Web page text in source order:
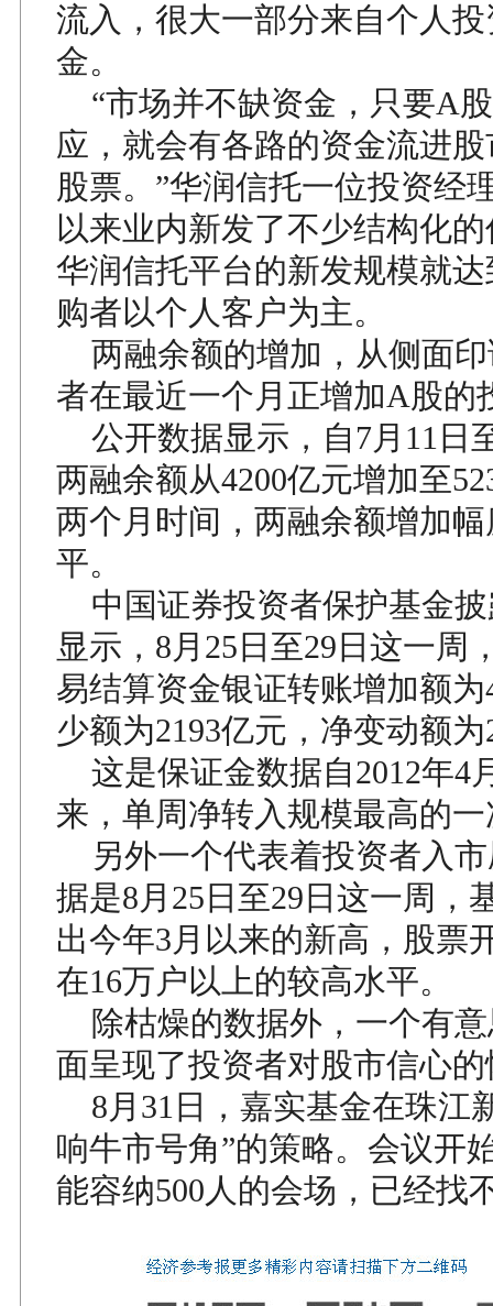
流入，很大一部分来自个人
金。
“市场并不缺资金，只要A
应，就会有各路的资金流进
股票。”华润信托一位投资经
以来业内新发了不少结构化
华润信托平台的新发规模就达
购者以个人客户为主。
两融余额的增加，从侧面
者在最近一个月正增加A股的
公开数据显示，自7月11日
两融余额从4200亿元增加至
两个月时间，两融余额增加
平。
中国证券投资者保护基金
显示，8月25日至29日这一周
易结算资金银证转账增加额为
少额为2193亿元，净变动额
这是保证金数据自2012年4
来，单周净转入规模最高的
另外一个代表着投资者入
据是8月25日至29日这一周，
出今年3月以来的新高，股票
在16万户以上的较高水平。
除枯燥的数据外，一个有
面呈现了投资者对股市信心
8月31日，嘉实基金在珠江
响牛市号角”的策略。会议开
能容纳500人的会场，已经找